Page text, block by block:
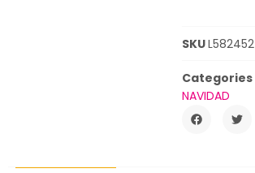
SKUL582452
Categories
NAVIDAD